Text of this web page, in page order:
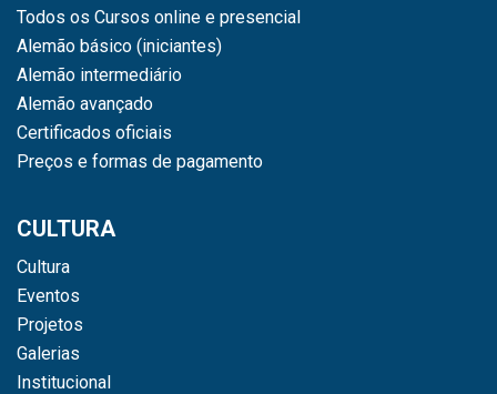
Todos os Cursos online e presencial
Alemão básico (iniciantes)
Alemão intermediário
Alemão avançado
Certificados oficiais
Preços e formas de pagamento
CULTURA
Cultura
Eventos
Projetos
Galerias
Institucional